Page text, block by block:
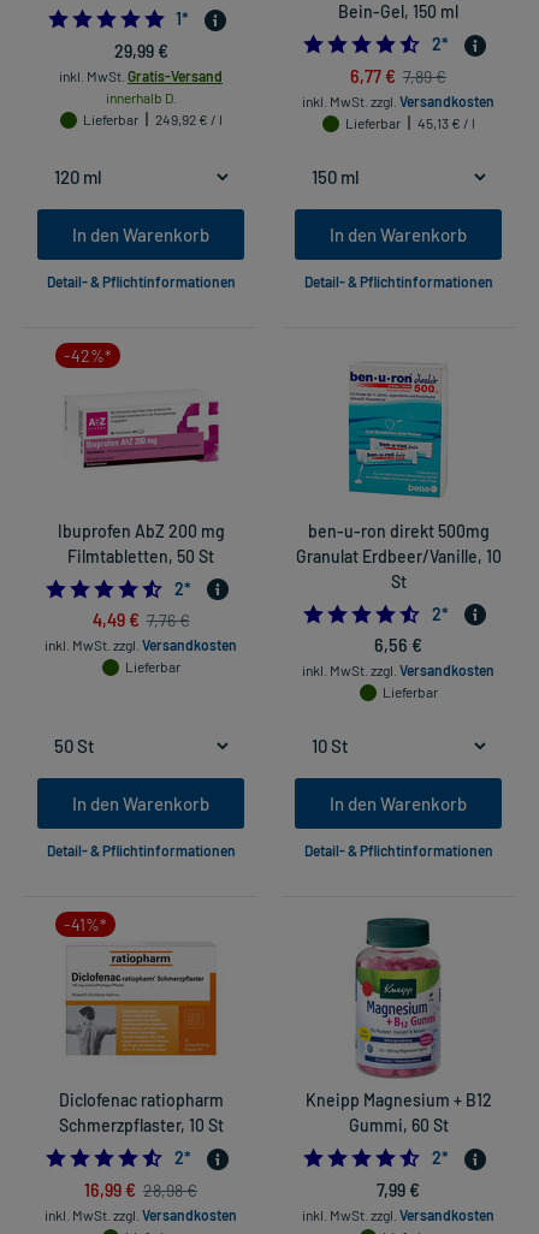
5.0
1*
29,99 €
inkl. MwSt. Gratis-Versand
innerhalb D.
Lieferbar
249,92 € / l
In den Warenkorb
Detail- & Pflichtinformationen
Bein-Gel, 150 ml
4.5
2*
6,77 € 7,89 €
inkl. MwSt. zzgl. Versandkosten
Lieferbar
45,13 € / l
In den Warenkorb
Detail- & Pflichtinformationen
-42%*
Ibuprofen AbZ 200 mg
Filmtabletten, 50 St
4.5
2*
4,49 € 7,76 €
inkl. MwSt. zzgl. Versandkosten
Lieferbar
In den Warenkorb
Detail- & Pflichtinformationen
ben-u-ron direkt 500mg
Granulat Erdbeer/Vanille, 10
St
4.5
2*
6,56 €
inkl. MwSt. zzgl. Versandkosten
Lieferbar
In den Warenkorb
Detail- & Pflichtinformationen
-41%*
Diclofenac ratiopharm
Schmerzpflaster, 10 St
4.5
2*
16,99 € 28,98 €
inkl. MwSt. zzgl. Versandkosten
Kneipp Magnesium + B12
Gummi, 60 St
4.5
2*
7,99 €
inkl. MwSt. zzgl. Versandkosten